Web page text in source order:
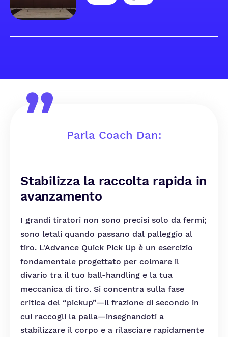
Parla Coach Dan:
Stabilizza la raccolta rapida in
avanzamento
I grandi tiratori non sono precisi solo da fermi;
sono letali quando passano dal palleggio al
tiro. L'Advance Quick Pick Up è un esercizio
fondamentale progettato per colmare il
divario tra il tuo ball-handling e la tua
meccanica di tiro. Si concentra sulla fase
critica del “pickup”—il frazione di secondo in
cui raccogli la palla—insegnandoti a
stabilizzare il corpo e a rilasciare rapidamente